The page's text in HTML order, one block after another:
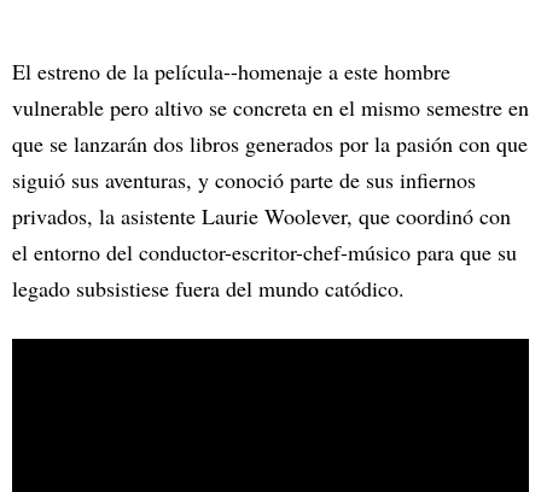
El estreno de la película--homenaje a este hombre
vulnerable pero altivo se concreta en el mismo semestre en
que se lanzarán dos libros generados por la pasión con que
siguió sus aventuras, y conoció parte de sus infiernos
privados, la asistente Laurie Woolever, que coordinó con
el entorno del conductor-escritor-chef-músico para que su
legado subsistiese fuera del mundo catódico.